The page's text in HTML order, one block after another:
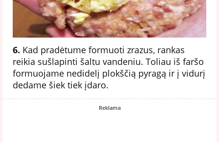
6. Kad pradėtume formuoti zrazus, rankas
reikia sušlapinti šaltu vandeniu. Toliau iš faršo
formuojame nedidelį plokščią pyragą ir į vidurį
dedame šiek tiek įdaro.
Reklama